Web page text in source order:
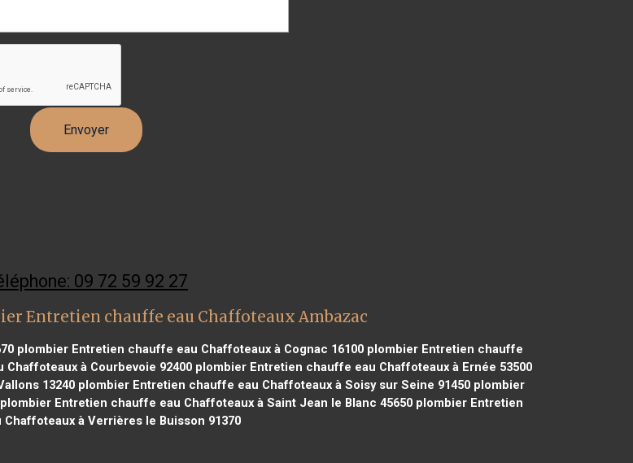
09 72 59 92 27
Entretien chauffe eau Chaffoteaux Ambazac
plombier Entretien chauffe eau Chaffoteaux à Cognac 16100plombier Entretien chauffe
à Courbevoie 92400 plombier Entretien chauffe eau Chaffoteaux à Ernée 53500
13240 plombier Entretien chauffe eau Chaffoteaux à Soisy sur Seine 91450 plombier
plombier Entretien chauffe eau Chaffoteaux à Saint Jean le Blanc 45650 plombier Entretien
à Verrières le Buisson 91370